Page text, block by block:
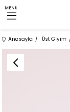
MENU
Anasayfa Üst Giyim